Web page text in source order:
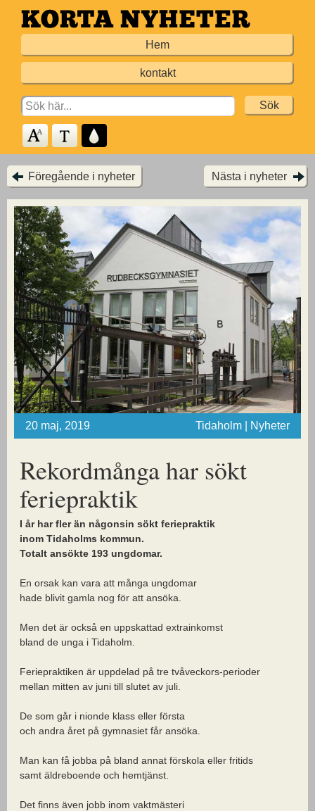
Hoppa
till
Hem
kontakt
Search
for:
Föregående i nyheter Nästa i nyheter
20 maj, 2019 Tidaholm | Nyheter
Rekordmånga har sökt
feriepraktik
I år har fler än någonsin sökt feriepraktik
inom Tidaholms kommun.
Totalt ansökte 193 ungdomar.
En orsak kan vara att många ungdomar
hade blivit gamla nog för att ansöka.
Men det är också en uppskattad extrainkomst
bland de unga i Tidaholm.
Feriepraktiken är uppdelad på tre tvåveckors-perioder
mellan mitten av juni till slutet av juli.
De som går i nionde klass eller första
och andra året på gymnasiet får ansöka.
Man kan få jobba på bland annat förskola eller fritids
samt äldreboende och hemtjänst.
Det finns även jobb inom vaktmästeri